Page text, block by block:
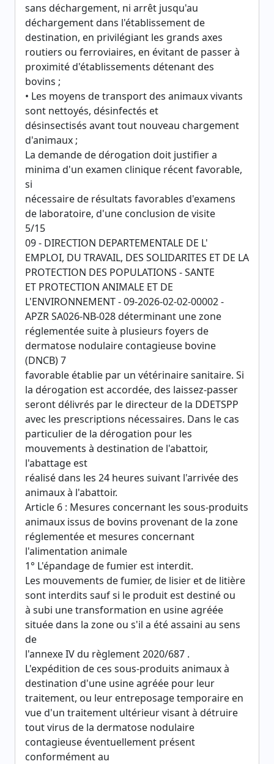
sans déchargement, ni arrêt jusqu'au
déchargement dans l'établissement de
destination, en privilégiant les grands axes
routiers ou ferroviaires, en évitant de passer à
proximité d'établissements détenant des
bovins ;
• Les moyens de transport des animaux vivants
sont nettoyés, désinfectés et
désinsectisés avant tout nouveau chargement
d'animaux ;
La demande de dérogation doit justifier a
minima d'un examen clinique récent favorable,
si
nécessaire de résultats favorables d'examens
de laboratoire, d'une conclusion de visite
5/15
09 - DIRECTION DEPARTEMENTALE DE L'
EMPLOI, DU TRAVAIL, DES SOLIDARITES ET DE LA
PROTECTION DES POPULATIONS - SANTE
ET PROTECTION ANIMALE ET DE
L'ENVIRONNEMENT - 09-2026-02-02-00002 -
APZR SA026-NB-028 déterminant une zone
réglementée suite à plusieurs foyers de
dermatose nodulaire contagieuse bovine
(DNCB) 7
favorable établie par un vétérinaire sanitaire. Si
la dérogation est accordée, des laissez-passer
seront délivrés par le directeur de la DDETSPP
avec les prescriptions nécessaires. Dans le cas
particulier de la dérogation pour les
mouvements à destination de l'abattoir,
l'abattage est
réalisé dans les 24 heures suivant l'arrivée des
animaux à l'abattoir.
Article 6 : Mesures concernant les sous-produits
animaux issus de bovins provenant de la zone
réglementée et mesures concernant
l'alimentation animale
1° L'épandage de fumier est interdit.
Les mouvements de fumier, de lisier et de litière
sont interdits sauf si le produit est destiné ou
à subi une transformation en usine agréée
située dans la zone ou s'il a été assaini au sens
de
l'annexe IV du règlement 2020/687 .
L'expédition de ces sous-produits animaux à
destination d'une usine agréée pour leur
traitement, ou leur entreposage temporaire en
vue d'un traitement ultérieur visant à détruire
tout virus de la dermatose nodulaire
contagieuse éventuellement présent
conformément au